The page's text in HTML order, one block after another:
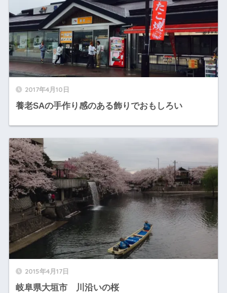
2017年4月10日
養老SAの手作り感のある飾りでおもしろい
2015年4月17日
岐阜県大垣市 川沿いの桜